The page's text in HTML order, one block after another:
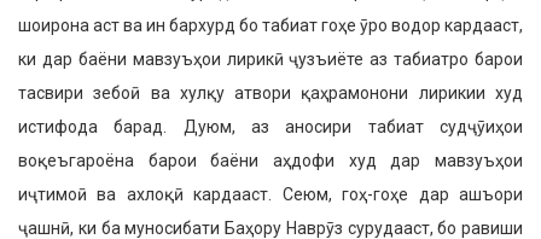
шоирона аст ва ин бархурд бо табиат гоҳе ӯро водор кардааст,
ки дар баёни мавзуъҳои лирикӣ ҷузъиёте аз табиатро барои
тасвири зебоӣ ва хулқу атвори қаҳрамонони лирикии худ
истифода барад. Дуюм, аз аносири табиат судҷӯиҳои
воқеъгароёна барои баёни аҳдофи худ дар мавзуъҳои
иҷтимоӣ ва ахлоқӣ кардааст. Сеюм, гоҳ-гоҳе дар ашъори
ҷашнӣ, ки ба муносибати Баҳору Наврӯз сурудааст, бо равиши